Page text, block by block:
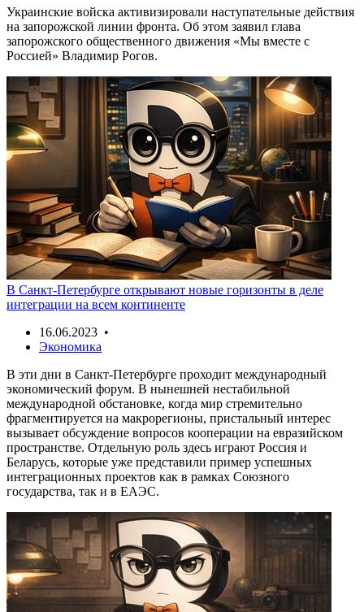
Украинские войска активизировали наступательные действия
на запорожской линии фронта. Об этом заявил глава
запорожского общественного движения «Мы вместе с
Россией» Владимир Рогов.
В Санкт-Петербурге открывают новые горизонты в деле
интеграции на всем континенте
16.06.2023 •
Экономика
В эти дни в Санкт-Петербурге проходит международный
экономический форум. В нынешней нестабильной
международной обстановке, когда мир стремительно
фрагментируется на макрорегионы, пристальный интерес
вызывает обсуждение вопросов кооперации на евразийском
пространстве. Отдельную роль здесь играют Россия и
Беларусь, которые уже представили пример успешных
интеграционных проектов как в рамках Союзного
государства, так и в ЕАЭС.